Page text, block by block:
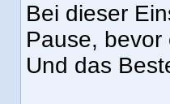
Bei dieser
Pause,
Und das